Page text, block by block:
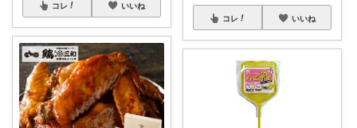
コレ いいね
コレ いいね